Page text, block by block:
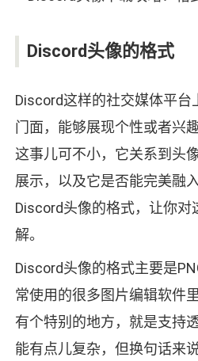
Discord头像的格式
Discord这样的社交媒体平台
门面，能够展现个性或者兴
这事儿可不小，它关系到头
展示，以及它是否能完美融
Discord头像的格式，让你对
解。
Discord头像的格式主要是
常使用的很多图片编辑软件
有个特别的地方，就是支持
能有点儿复杂，但换句话来